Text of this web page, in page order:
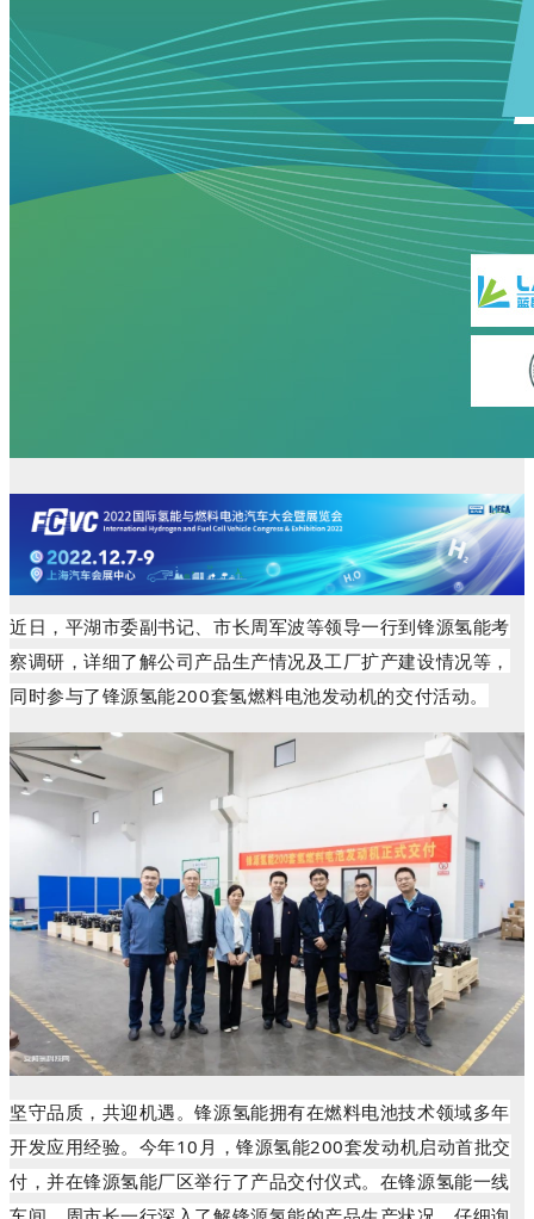
近日，平湖市委副书记、市长周军波等领导一行到锋源氢能考
察调研，详细了解公司产品生产情况及工厂扩产建设情况等，
同时参与了锋源氢能200套氢燃料电池发动机的交付活动。
坚守品质，共迎机遇。锋源氢能拥有在燃料电池技术领域多年
开发应用经验。今年10月，锋源氢能200套发动机启动首批交
付，并在锋源氢能厂区举行了产品交付仪式。在锋源氢能一线